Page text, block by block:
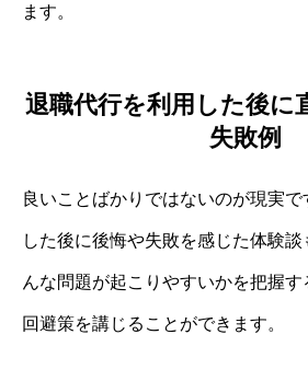
ます。
退職代行を利用した後に
失敗例
良いことばかりではないのが現実で
した後に後悔や失敗を感じた体験
んな問題が起こりやすいかを把握
回避策を講じることができます。